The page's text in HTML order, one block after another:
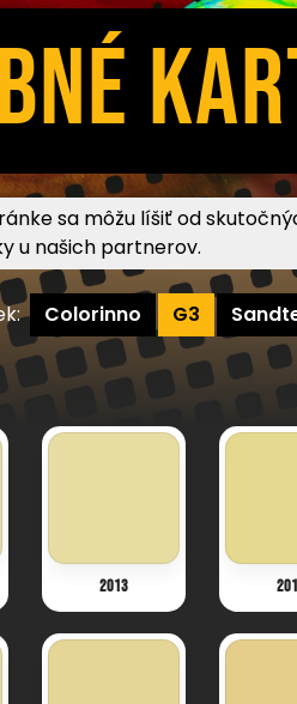
sa môžu líšiť od
u našich partnerov.
Colorinno G3
2013